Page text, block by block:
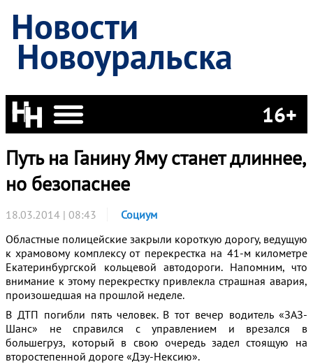
Новости
Новоуральска
16+
Путь на Ганину Яму станет длиннее,
но безопаснее
18.03.2014 | 08:43
Социум
Областные полицейские закрыли короткую дорогу, ведущую
к храмовому комплексу от перекрестка на 41-м километре
Екатеринбургской кольцевой автодороги. Напомним, что
внимание к этому перекрестку привлекла страшная авария,
произошедшая на прошлой неделе.
В ДТП погибли пять человек. В тот вечер водитель «ЗАЗ-
Шанс» не справился с управлением и врезался в
большегруз, который в свою очередь задел стоящую на
второстепенной дороге «Дэу-Нексию».